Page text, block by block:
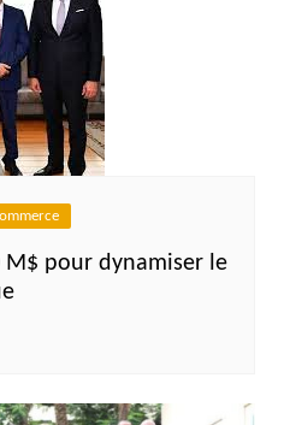
M$ pour dynamiser le